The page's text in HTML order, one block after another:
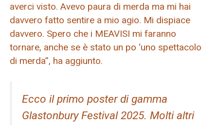
averci visto. Avevo paura di merda ma mi hai
davvero fatto sentire a mio agio. Mi dispiace
davvero. Spero che i MEAVISI mi faranno
tornare, anche se è stato un po ‘uno spettacolo
di merda”, ha aggiunto.
Ecco il primo poster di gamma
Glastonbury Festival 2025. Molti altri